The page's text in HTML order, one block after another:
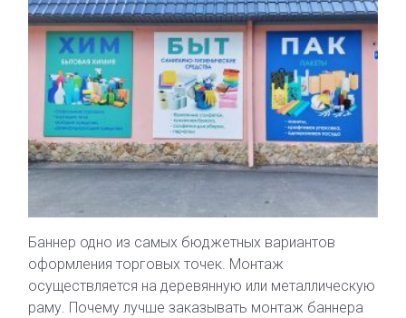
Баннер одно из самых бюджетных вариантов
оформления торговых точек. Монтаж
осуществляется на деревянную или металлическую
раму. Почему лучше заказывать монтаж баннера